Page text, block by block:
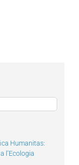
Humanitas:
l’Ecologia